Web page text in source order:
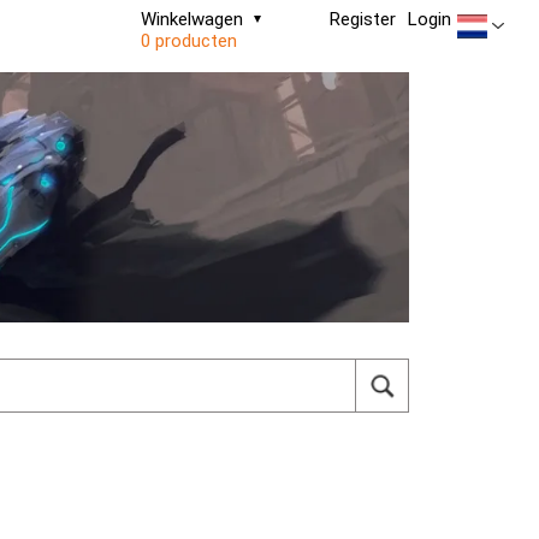
Register Login
Winkelwagen
0 producten